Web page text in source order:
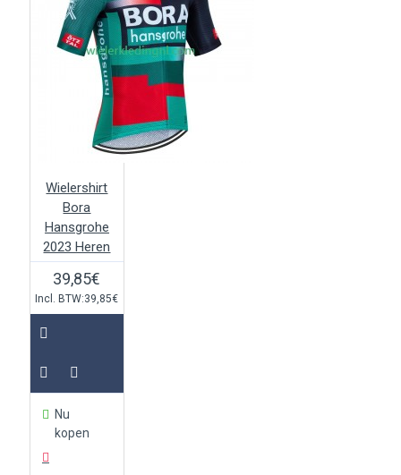
Wielershirt
Bora
Hansgrohe
2023 Heren
39,85€
Incl. BTW:39,85€
Nu
kopen